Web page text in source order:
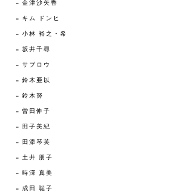
金津沙矢香
キム ドンヒ
小林 裕之・希
坂井千尋
サブロウ
鈴木亜以
鈴木努
曽田伸子
田子美紀
田添琴英
土井 朋子
時澤 真美
成田 聡子